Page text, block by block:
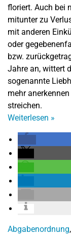
floriert. Auch bei
mitunter zu
mit anderen
oder
bzw.
Jahre an, wittert
sogenannte
mehr
streichen.
Weiterlesen »
Abgabenordnung,